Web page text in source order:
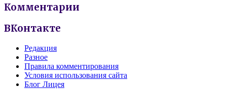
Комментарии
ВКонтакте
Редакция
Разное
Правила комментирования
Условия использования сайта
Блог Лицея